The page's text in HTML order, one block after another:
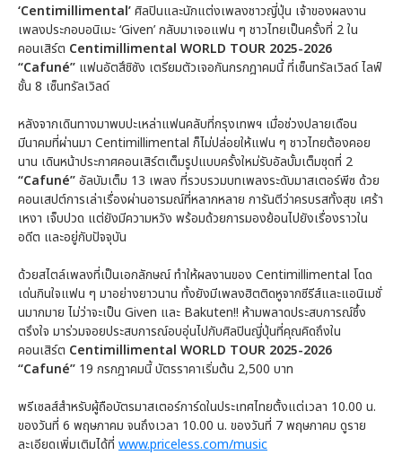
‘Centimillimental’ศิลปินและนักแต่งเพลงชาวญี่ปุ่น เจ้าของผลงาน
เพลงประกอบอนิเมะ ‘Given’ กลับมาเจอแฟน ๆ ชาวไทยเป็นครั้งที่ 2 ใน
คอนเสิร์ต Centimillimental WORLD TOUR 2025-2026
“Cafuné” แฟนอัตสึชิซัง เตรียมตัวเจอกันกรกฎาคมนี้ ที่เซ็นทรัลเวิลด์ ไลฟ์
ชั้น 8 เซ็นทรัลเวิลด์
หลังจากเดินทางมาพบปะเหล่าแฟนคลับที่กรุงเทพฯ เมื่อช่วงปลายเดือน
มีนาคมที่ผ่านมา Centimillimental ก็ไม่ปล่อยให้แฟน ๆ ชาวไทยต้องคอย
นาน เดินหน้าประกาศคอนเสิร์ตเต็มรูปแบบครั้งใหม่รับอัลบั้มเต็มชุดที่ 2
“Cafuné”อัลบัมเต็ม 13 เพลง ที่รวบรวมบทเพลงระดับมาสเตอร์พีซ ด้วย
คอนเสปต์การเล่าเรื่องผ่านอารมณ์ที่หลากหลาย การันตีว่าครบรสทั้งสุข เศร้า
เหงา เจ็บปวด แต่ยังมีความหวัง พร้อมด้วยการมองย้อนไปยังเรื่องราวใน
อดีต และอยู่กับปัจจุบัน
ด้วยสไตล์เพลงที่เป็นเอกลักษณ์ ทำให้ผลงานของ Centimillimental โดด
เด่นกินใจแฟน ๆ มาอย่างยาวนาน ทั้งยังมีเพลงฮิตติดหูจากซีรีส์และแอนิเมชั่
นมากมาย ไม่ว่าจะเป็น Given และ Bakuten!! ห้ามพลาดประสบการณ์ซึ้ง
ตรึงใจ มาร่วมจอยประสบการณ์อบอุ่นไปกับศิลปินญี่ปุ่นที่คุณคิดถึงใน
คอนเสิร์ต Centimillimental WORLD TOUR 2025-2026
“Cafuné” 19 กรกฎาคมนี้ บัตรราคาเริ่มต้น 2,500 บาท
พรีเซลส์สำหรับผู้ถือบัตรมาสเตอร์การ์ดในประเทศไทยตั้งแต่เวลา 10.00 น.
ของวันที่ 6 พฤษภาคม จนถึงเวลา 10.00 น. ของวันที่ 7 พฤษภาคม ดูราย
ละเอียดเพิ่มเติมได้ที่ www.priceless.com/music